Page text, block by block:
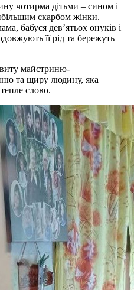
чотирма дітьми – сином і
скарбом жінки.
бабуся дев’ятьох онуків і
її рід та бережуть
майстриню-
та щиру людину, яка
слово.